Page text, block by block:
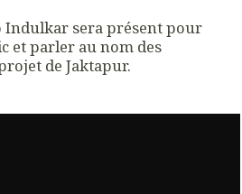
Indulkar sera présent pour
et parler au nom des
de Jaktapur.